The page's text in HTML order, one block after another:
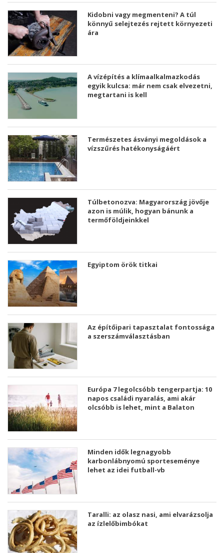
Kidobni vagy megmenteni? A túl
könnyű selejtezés rejtett környezeti
ára
A vízépítés a klímaalkalmazkodás
egyik kulcsa: már nem csak elvezetni,
megtartani is kell
Természetes ásványi megoldások a
vízszűrés hatékonyságáért
Túlbetonozva: Magyarország jövője
azon is múlik, hogyan bánunk a
termőföldjeinkkel
Egyiptom örök titkai
Az építőipari tapasztalat fontossága
a szerszámválasztásban
Európa 7 legolcsóbb tengerpartja: 10
napos családi nyaralás, ami akár
olcsóbb is lehet, mint a Balaton
Minden idők legnagyobb
karbonlábnyomú sporteseménye
lehet az idei futball-vb
Taralli: az olasz nasi, ami elvarázsolja
az ízlelőbimbókat